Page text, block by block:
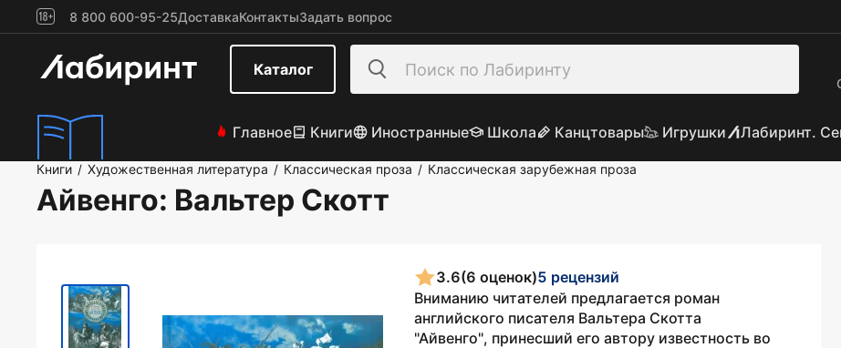
8 800 600-95-25ДоставкаКонтактыЗадать вопрос
Каталог
Главное Книги Иностранные Школа Канцтовары Игрушки Лабиринт.
Книги / Художественная литература / Классическая проза / Классическая зарубежная проза
Айвенго: Вальтер Скотт
3.6(6 оценок)5 рецензий
Вниманию читателей предлагается роман
английского писателя Вальтера Скотта
"Айвенго", принесший его автору известность во